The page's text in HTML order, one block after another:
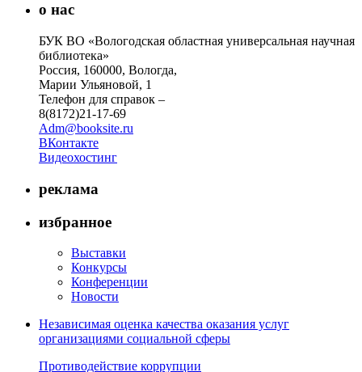
о нас
БУК ВО «Вологодская областная универсальная научная
библиотека»
Россия, 160000, Вологда,
Марии Ульяновой, 1
Телефон для справок –
8(8172)21-17-69
Adm@booksite.ru
ВКонтакте
Видеохостинг
реклама
избранное
Выставки
Конкурсы
Конференции
Новости
Независимая оценка качества оказания услуг
организациями социальной сферы
Противодействие коррупции